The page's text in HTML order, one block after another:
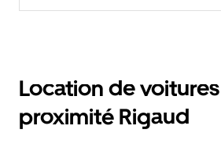
Location de
proximité Rigaud